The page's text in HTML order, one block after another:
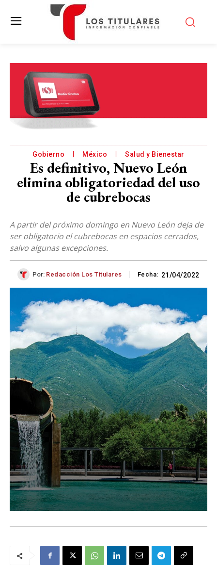
Gobierno México Salud y Bienestar
Es definitivo, Nuevo León
elimina obligatoriedad del uso
de cubrebocas
A partir del próximo domingo en Nuevo León deja de
ser obligatorio el cubrebocas en espacios cerrados,
salvo algunas excepciones.
Por: Redacción Los Titulares Fecha: 21/04/2022